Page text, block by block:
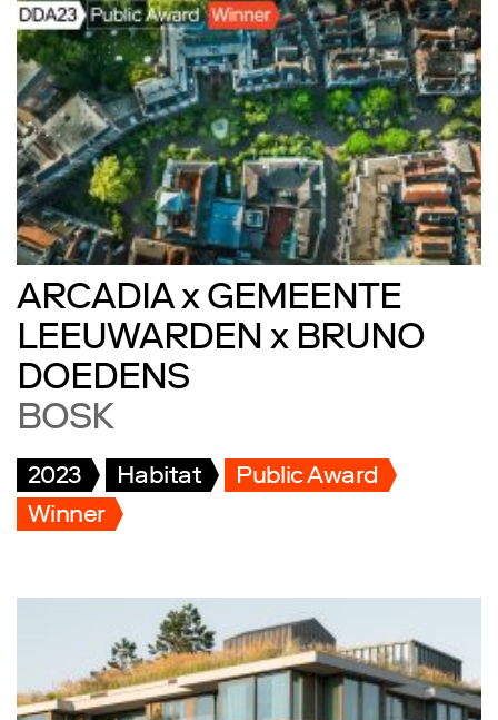
ARCADIA x GEMEENTE
LEEUWARDEN x BRUNO
DOEDENS
BOSK
2023 Habitat
Public Award
Winner